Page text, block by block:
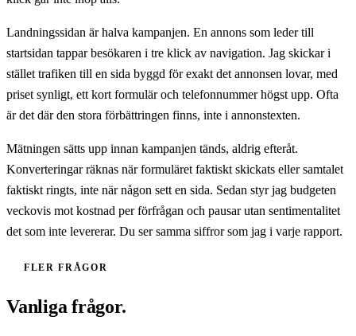
Landningssidan är halva kampanjen. En annons som leder till
startsidan tappar besökaren i tre klick av navigation. Jag skickar i
stället trafiken till en sida byggd för exakt det annonsen lovar, med
priset synligt, ett kort formulär och telefonnummer högst upp. Ofta
är det där den stora förbättringen finns, inte i annonstexten.
Mätningen sätts upp innan kampanjen tänds, aldrig efteråt.
Konverteringar räknas när formuläret faktiskt skickats eller samtalet
faktiskt ringts, inte när någon sett en sida. Sedan styr jag budgeten
veckovis mot kostnad per förfrågan och pausar utan sentimentalitet
det som inte levererar. Du ser samma siffror som jag i varje rapport.
FLER FRÅGOR
Vanliga frågor.